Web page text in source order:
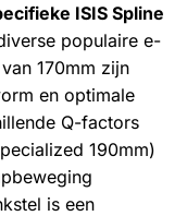
ISIS Spline
populaire e-
170mm zijn
en optimale
Q-factors
190mm)
is een